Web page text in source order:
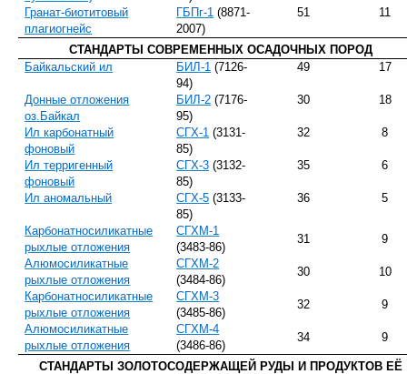
Гранат-биотитовый
плагиогнейс
ГБПг-1 (8871-
2007)
51 11
СТАНДАРТЫ СОВРЕМЕННЫХ ОСАДОЧНЫХ ПОРОД
Байкальский ил
БИЛ-1 (7126-
94)
49 17
Донные отложения
оз.Байкал
БИЛ-2 (7176-
95)
30 18
Ил карбонатный
фоновый
СГХ-1 (3131-
85)
32 8
Ил терригенный
фоновый
СГХ-3 (3132-
85)
35 6
Ил аномальный СГХ-5 (3133-
85)
36 5
Карбонатносиликатные
рыхлые отложения
СГХМ-1
(3483-86)
31
9
Алюмосиликатные
рыхлые отложения
СГХМ-2
(3484-86)
30
10
Карбонатносиликатные
рыхлые отложения
СГХМ-3
(3485-86)
32
9
Алюмосиликатные
рыхлые отложения
СГХМ-4
(3486-86)
34 9
СТАНДАРТЫ ЗОЛОТОСОДЕРЖАЩЕЙ РУДЫ И ПРОДУКТОВ ЕЁ